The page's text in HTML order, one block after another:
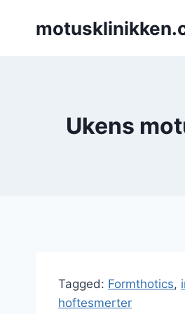
Ukens
Tagged: Formthotics,
hoftesmerter